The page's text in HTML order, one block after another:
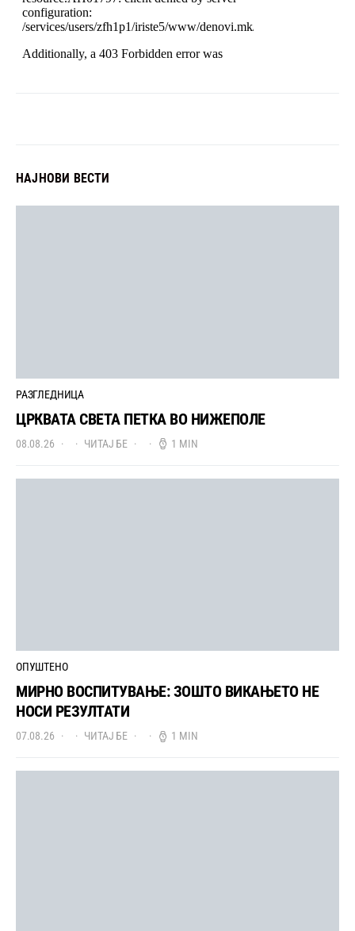
НАЈНОВИ ВЕСТИ
РАЗГЛЕДНИЦА
ЦРКВАТА СВЕТА ПЕТКА ВО НИЖЕПОЛЕ
08.08.26 ЧИТАЈ БЕ 1 MIN
ОПУШТЕНО
МИРНО ВОСПИТУВАЊЕ: ЗОШТО ВИКАЊЕТО НЕ
НОСИ РЕЗУЛТАТИ
07.08.26 ЧИТАЈ БЕ 1 MIN